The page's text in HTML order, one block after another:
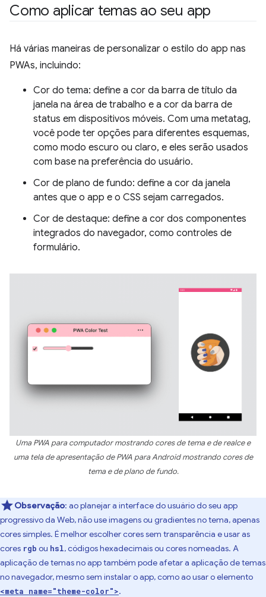
Como aplicar temas ao seu app
Há várias maneiras de personalizar o estilo do app nas
PWAs, incluindo:
Cor do tema: define a cor da barra de título da
janela na área de trabalho e a cor da barra de
status em dispositivos móveis. Com uma metatag,
você pode ter opções para diferentes esquemas,
como modo escuro ou claro, e eles serão usados
com base na preferência do usuário.
Cor de plano de fundo: define a cor da janela
antes que o app e o CSS sejam carregados.
Cor de destaque: define a cor dos componentes
integrados do navegador, como controles de
formulário.
Uma PWA para computador mostrando cores de tema e de realce e
uma tela de apresentação de PWA para Android mostrando cores de
tema e de plano de fundo.
Observação: ao planejar a interface do usuário do seu app
progressivo da Web, não use imagens ou gradientes no tema, apenas
cores simples. É melhor escolher cores sem transparência e usar as
cores rgb ou hsl, códigos hexadecimais ou cores nomeadas. A
aplicação de temas no app também pode afetar a aplicação de temas
no navegador, mesmo sem instalar o app, como ao usar o elemento
<meta name="theme-color">.